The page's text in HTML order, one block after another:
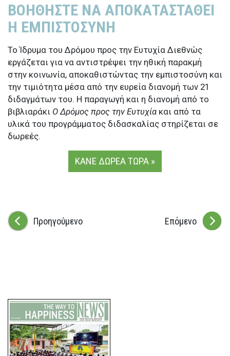
ΒΟΗΘΗΣΤΕ ΝΑ ΑΠΟΚΑΤΑΣΤΑΘΕΙ
Η ΕΜΠΙΣΤΟΣΥΝΗ
Το Ίδρυμα του Δρόμου προς την Ευτυχία Διεθνώς
εργάζεται για να αντιστρέψει την ηθική παρακμή
στην κοινωνία, αποκαθιστώντας την εμπιστοσύνη και
την τιμιότητα μέσα από την ευρεία διανομή των 21
διδαγμάτων του. Η παραγωγή και η διανομή από το
βιβλιαράκι Ο Δρόμος προς την Ευτυχία και από τα
υλικά του προγράμματος διδασκαλίας στηρίζεται σε
δωρεές.
ΚΑΝΕ ΔΩΡΕΑ ΤΩΡΑ »
Προηγούμενο Επόμενο